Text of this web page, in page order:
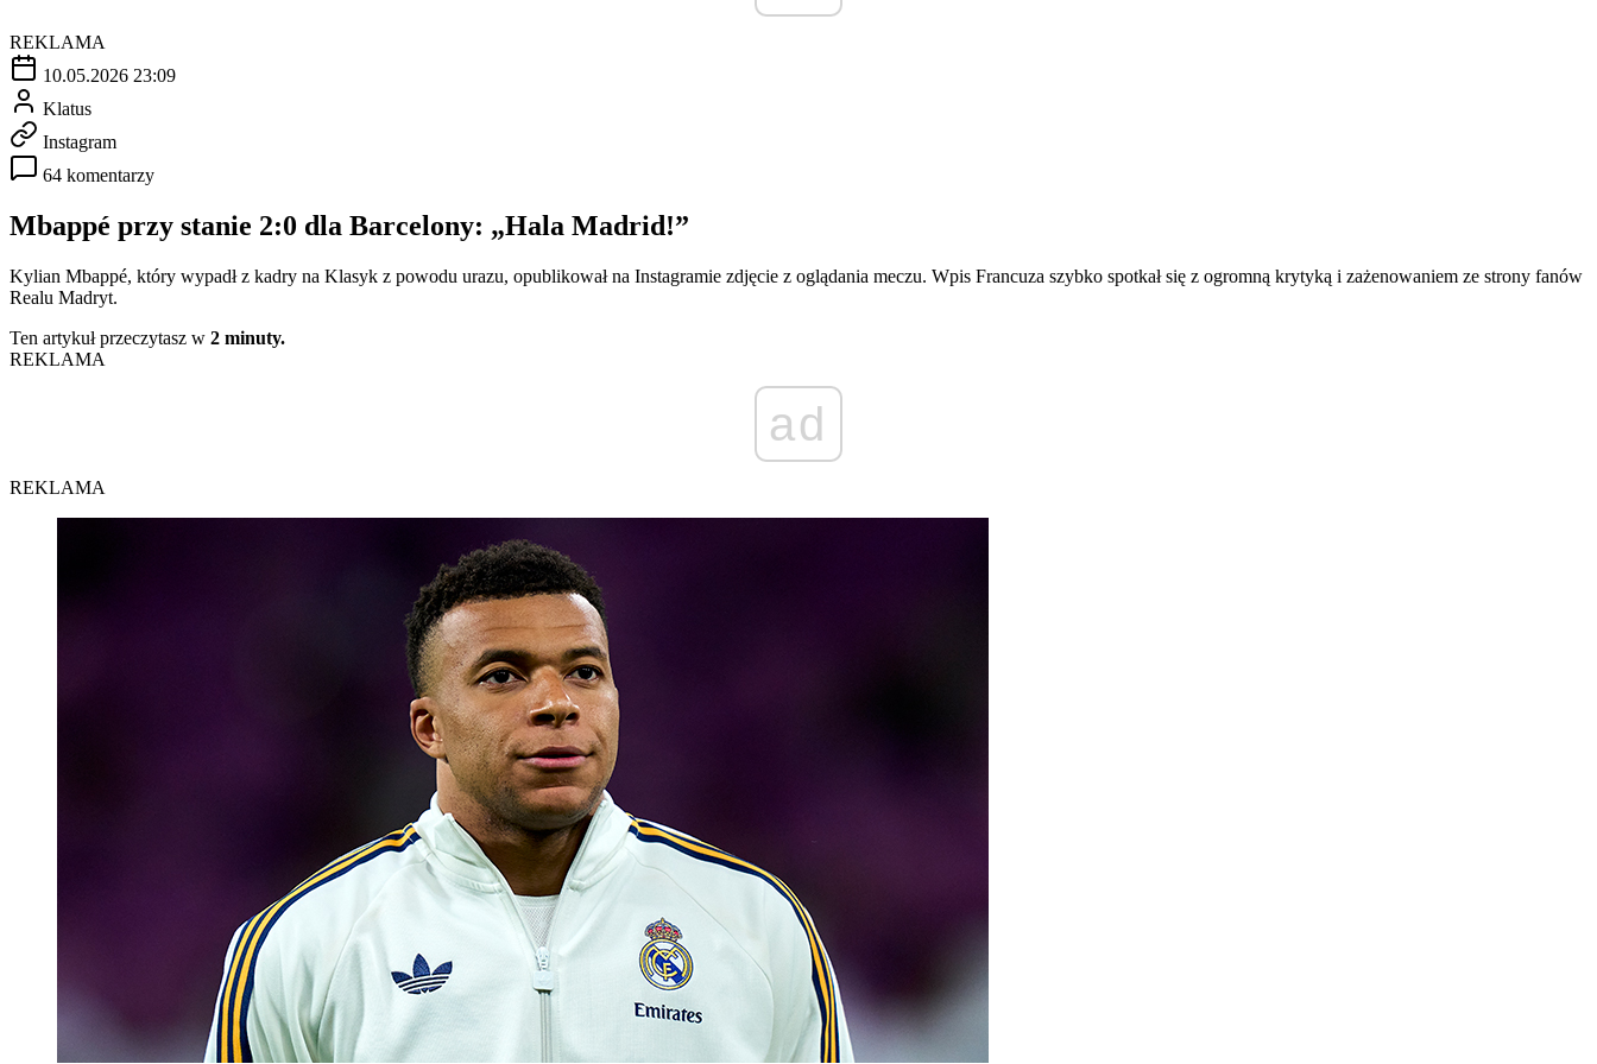
REKLAMA
10.05.2026 23:09
Klatus
Instagram
64 komentarzy
Mbappé przy stanie 2:0 dla Barcelony: „Hala Madrid!”
Kylian Mbappé, który wypadł z kadry na Klasyk z powodu urazu, opublikował na Instagramie zdjęcie z oglądania meczu. Wpis Francuza szybko spotkał się z ogromną krytyką i zażenowaniem ze strony fanów
Realu Madryt.
Ten artykuł przeczytasz w 2 minuty.
REKLAMA
ad
REKLAMA